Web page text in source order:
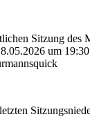
Sitzung des
um